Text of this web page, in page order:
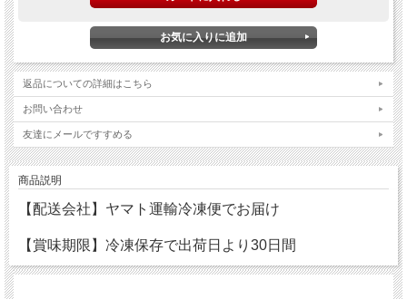
返品についての詳細はこちら
お問い合わせ
友達にメールですすめる
商品説明
【配送会社】ヤマト運輸冷凍便でお届け
【賞味期限】冷凍保存で出荷日より30日間